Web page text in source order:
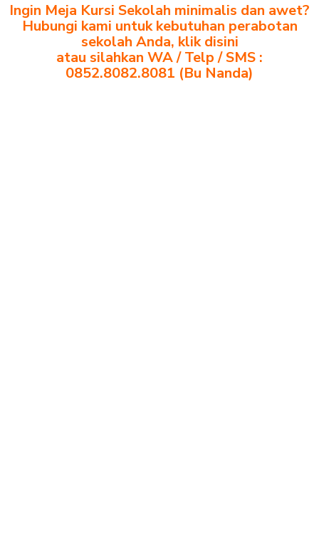
Ingin Meja Kursi Sekolah minimalis dan awet?
Hubungi kami untuk kebutuhan perabotan
sekolah Anda, klik disini
atau silahkan WA / Telp / SMS :
0852.8082.8081 (Bu Nanda)